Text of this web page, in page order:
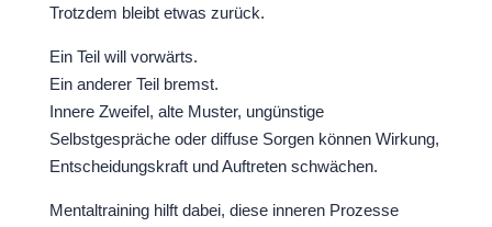
Trotzdem bleibt etwas zurück.
Ein Teil will vorwärts.
Ein anderer Teil bremst.
Innere Zweifel, alte Muster, ungünstige
Selbstgespräche oder diffuse Sorgen können Wirkung,
Entscheidungskraft und Auftreten schwächen.
Mentaltraining hilft dabei, diese inneren Prozesse